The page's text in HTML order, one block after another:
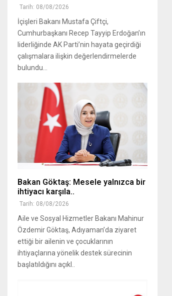
Tarih: 08/08/2026
İçişleri Bakanı Mustafa Çiftçi,
Cumhurbaşkanı Recep Tayyip Erdoğan’ın
liderliğinde AK Parti’nin hayata geçirdiği
çalışmalara ilişkin değerlendirmelerde
bulundu...
Bakan Göktaş: Mesele yalnızca bir
ihtiyacı karşıla..
Tarih: 08/08/2026
Aile ve Sosyal Hizmetler Bakanı Mahinur
Özdemir Göktaş, Adıyaman’da ziyaret
ettiği bir ailenin ve çocuklarının
ihtiyaçlarına yönelik destek sürecinin
başlatıldığını açıkl..